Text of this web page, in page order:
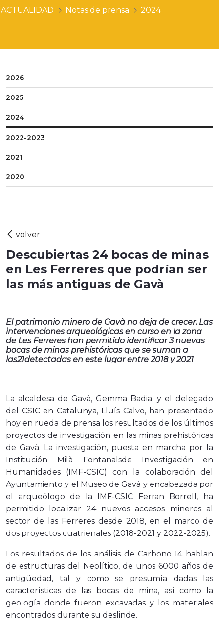
ACTUALIDAD Notas de prensa 2024
2026
2025
2024
2022-2023
2021
2020
Descubiertas 24 bocas de minas
en Les Ferreres que podrían ser
las más antiguas de Gavà
El patrimonio minero de Gavà no deja de crecer. Las
intervenciones arqueológicas en curso en la zona
de Les Ferreres han permitido identificar 3 nuevas
bocas de minas prehistóricas que se suman a
las21detectadas en este lugar entre 2018 y 2021
La alcaldesa de Gavà, Gemma Badia, y el delegado
del CSIC en Catalunya, Lluís Calvo, han presentado
hoy en rueda de prensa los resultados de los últimos
proyectos de investigación en las minas prehistóricas
de Gavà. La investigación, puesta en marcha por la
Institución Milà Fontanalsde Investigación en
Humanidades (IMF-CSIC)
con la colaboración del
Ayuntamiento y el Museo de Gavà y encabezada por
el arqueólogo de la IMF-CSIC Ferran Borrell, ha
permitido localizar 24 nuevos accesos mineros al
sector de las Ferreres desde 2018, en el marco de
dos proyectos cuatrienales (2018-2021 y 2022-2025).
Los resultados de los análisis de Carbono 14 hablan
de estructuras del Neolítico, de unos 6000 años de
antigüedad, tal y como se presumía dadas las
características de las bocas de mina, así como la
geología donde fueron excavadas y los materiales
encontrados durante su deslinde.